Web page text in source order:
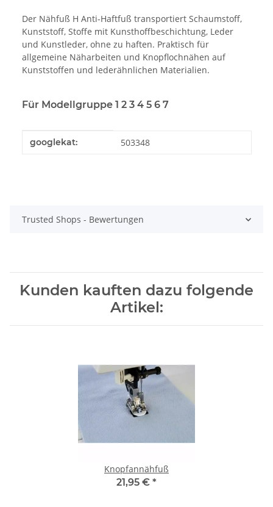
Der Nähfuß H Anti-Haftfuß transportiert Schaumstoff,
Kunststoff, Stoffe mit Kunsthoffbeschichtung, Leder
und Kunstleder, ohne zu haften. Praktisch für
allgemeine Näharbeiten und Knopflochnähen auf
Kunststoffen und lederähnlichen Materialien.
Für Modellgruppe 1 2 3 4 5 6 7
Produkteigenschaft
Wert
googlekat: 503348
Trusted Shops - Bewertungen
Kunden kauften dazu folgende
Artikel:
Knopfannähfuß
21,95 € *